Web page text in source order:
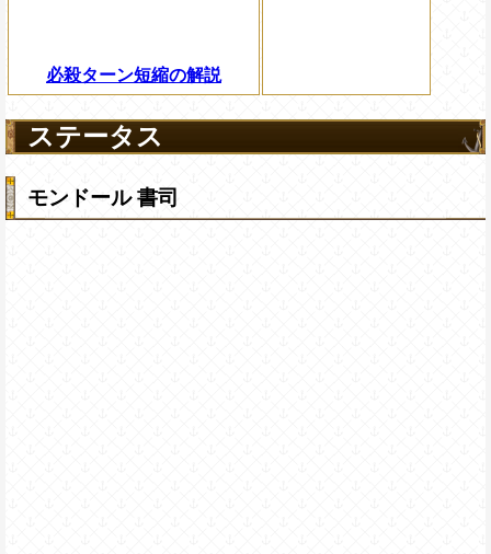
必殺ターン短縮の解説
ステータス
モンドール 書司